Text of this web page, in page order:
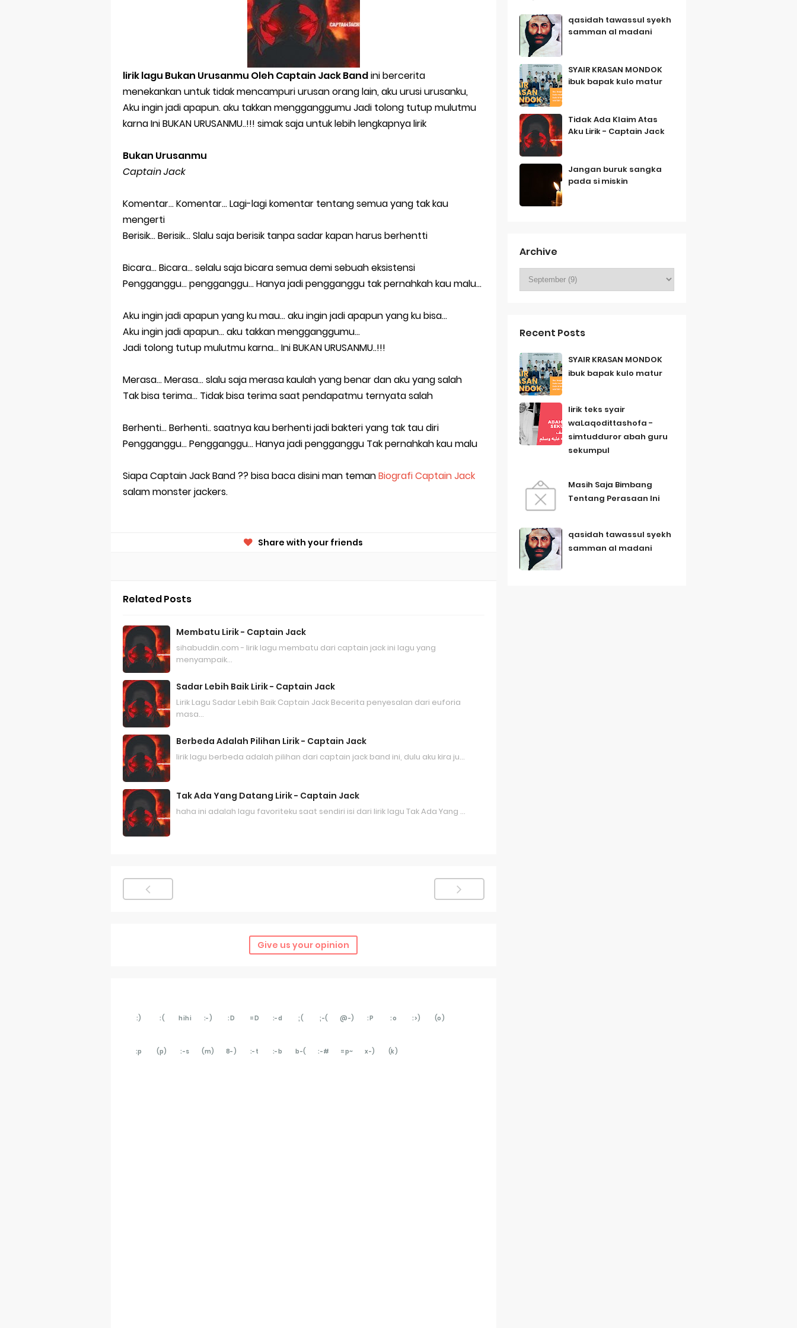
Sholawat Nahdliyah Lirik Dan Arti
Ya Nabi Salam Alaika - KH Said Aqil Siradj
Sholawat Karya Mbah Kholil Bangkalan Madura
senang melihat orang susah
Selamat Jalan Bu Lek Santi Fitriyana
Cara Mengatasi Touchscreen Samsung J7 Prime Tidak Berfungsi
Bersama sang kekasih
Kenapa Harus Pacaran Jika Berteman Lebih Nyaman
Akan Kemanakah Aku Ini | Catatan Akhir Tahun 2017
Tak Terlupakan Lirik - Endank Soekamti
lirik lagu Bukan Urusanmu Oleh Captain Jack Bandini bercerita
menekankan untuk tidak mencampuri urusan orang lain, aku urusi urusanku,
Aku ingin jadi apapun. aku takkan mengganggumu Jadi tolong tutup mulutmu
karna Ini BUKAN URUSANMU..!!! simak saja untuk lebih lengkapnya lirik
Bukan Urusanmu
Captain Jack
Komentar... Komentar... Lagi-lagi komentar tentang semua yang tak kau
mengerti
Berisik... Berisik... Slalu saja berisik tanpa sadar kapan harus berhentti
Bicara... Bicara... selalu saja bicara semua demi sebuah eksistensi
Pengganggu... pengganggu... Hanya jadi pengganggu tak pernahkah kau malu...
Aku ingin jadi apapun yang ku mau... aku ingin jadi apapun yang ku bisa...
Aku ingin jadi apapun... aku takkan mengganggumu...
Jadi tolong tutup mulutmu karna... Ini BUKAN URUSANMU..!!!
Merasa... Merasa... slalu saja merasa kaulah yang benar dan aku yang salah
Tak bisa terima... Tidak bisa terima saat pendapatmu ternyata salah
Berhenti... Berhenti.. saatnya kau berhenti jadi bakteri yang tak tau diri
Pengganggu... Pengganggu... Hanya jadi pengganggu Tak pernahkah kau malu
Siapa Captain Jack Band ?? bisa baca disini man temanBiografi Captain Jack
salam monster jackers.
Share with your friends
Related Posts
Membatu Lirik - Captain Jack
sihabuddin.com - lirik lagu membatu dari captain jack ini lagu yang
menyampaik…
Sadar Lebih Baik Lirik - Captain Jack
Lirik Lagu Sadar Lebih Baik Captain Jack Becerita penyesalan dari euforia
masa…
Berbeda Adalah Pilihan Lirik - Captain Jack
lirik lagu berbeda adalah pilihan dari captain jack band ini, dulu aku kira ju…
Tak Ada Yang Datang Lirik - Captain Jack
haha ini adalah lagu favoriteku saat sendiri isi dari lirik lagu Tak Ada Yang …
Give us your opinion
:) :( hihi :-) :D =D :-d ;( ;-( @-) :P :o :>) (o)
:p (p) :-s (m) 8-) :-t :-b b-( :-# =p~ x-) (k)
qasidah tawassul syekh
samman al madani
SYAIR KRASAN MONDOK
ibuk bapak kulo matur
Tidak Ada Klaim Atas
Aku Lirik - Captain Jack
Jangan buruk sangka
pada si miskin
Archive
Recent Posts
SYAIR KRASAN MONDOK
ibuk bapak kulo matur
lirik teks syair
waLaqodittashofa -
simtudduror abah guru
sekumpul
Masih Saja Bimbang
Tentang Perasaan Ini
qasidah tawassul syekh
samman al madani